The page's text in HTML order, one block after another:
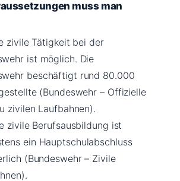
muss man
zivile Tätigkeit bei der
ist möglich. Die
beschäftigt rund 80.000
(Bundeswehr – Offizielle
zivilen Laufbahnen).
zivile Berufsausbildung ist
ein Hauptschulabschluss
(Bundeswehr – Zivile